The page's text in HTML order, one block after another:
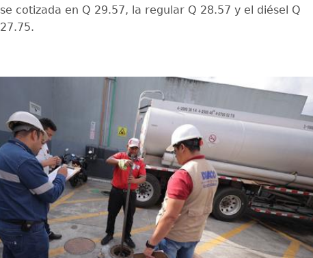
se cotizada en Q 29.57, la regular Q 28.57 y el diésel Q
27.75.